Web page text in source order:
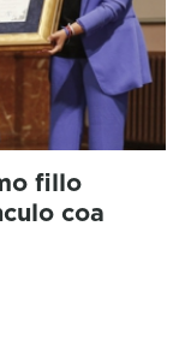
fillo
coa